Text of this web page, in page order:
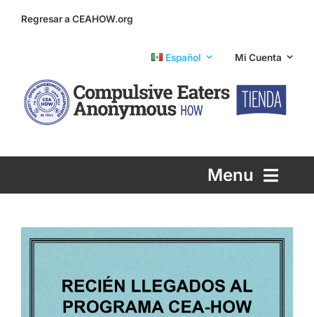
Regresar a CEAHOW.org
Español Mi Cuenta
Menu
Info and Support